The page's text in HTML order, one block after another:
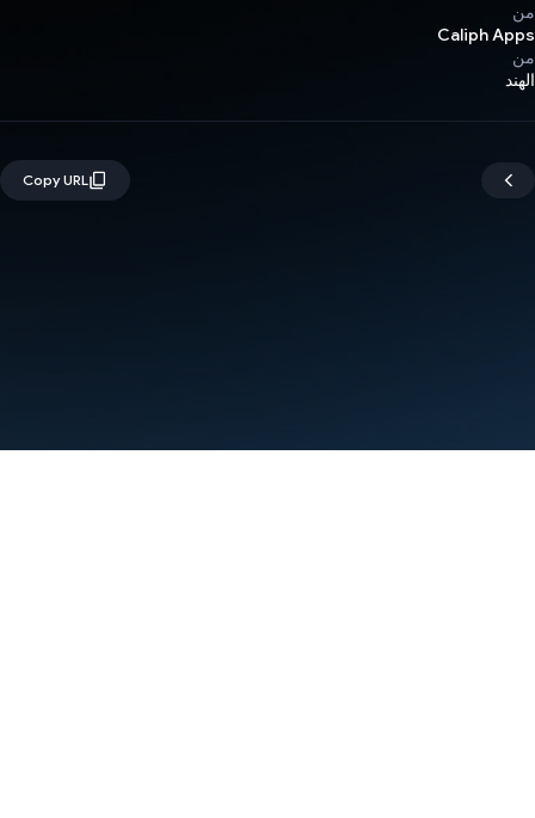
من
Caliph Apps
من
الهند